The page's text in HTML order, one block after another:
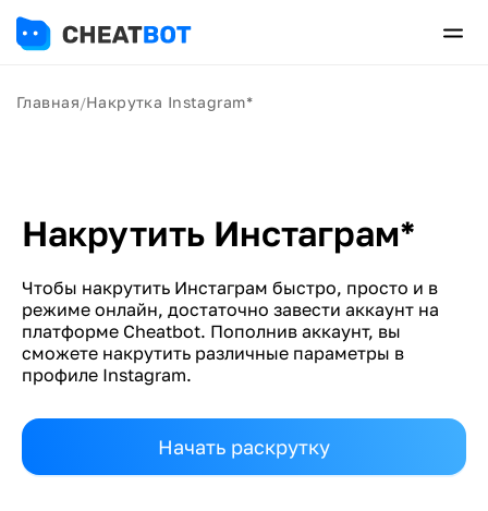
Главная/Накрутка Instagram*
Накрутить Инстаграм*
Чтобы накрутить Инстаграм быстро, просто и в
режиме онлайн, достаточно завести аккаунт на
платформе Cheatbot. Пополнив аккаунт, вы
сможете накрутить различные параметры в
профиле Instagram.
Начать раскрутку